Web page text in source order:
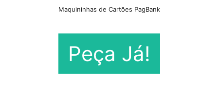
Maquininhas de Cartões PagBank
Peça Já!